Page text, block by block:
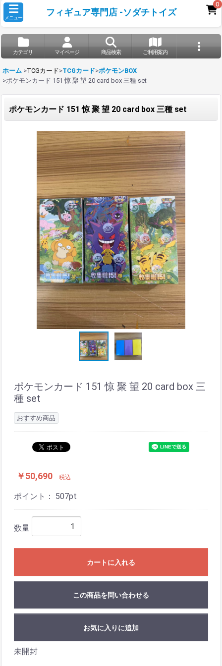
メニュー
フィギュア専門店 -ソダチトイズ
0
カテゴリ マイページ 商品検索 ご利用案内
ホーム >TCGカード>TCGカード>ポケモンBOX
>ポケモンカード 151 惊 聚 望 20 card box 三種 set
ポケモンカード 151 惊 聚 望 20 card box 三種 set
ポケモンカード 151 惊 聚 望 20 card box 三
種 set
おすすめ商品
￥50,690 税込
ポイント： 507pt
数量
カートに入れる
この商品を問い合わせる
お気に入りに追加
未開封